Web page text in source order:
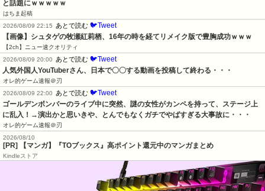
と話題にｗｗｗｗｗ
はちま起稿
2026/08/09 22:15
あとで読む 🐦Tweet
【画像】シュタゲの牧瀬紅莉栖、16年の時を経てリメイク版で豊胸成功ｗｗｗ
【2ch】ニュー速クオリティ
2026/08/09 20:00
あとで読む 🐦Tweet
人気外国人YouTuberさん、日本で〇〇する動画を投稿して終わる・・・
オレ的ゲーム速報＠刃
2026/08/09 22:00
あとで読む 🐦Tweet
ゴールデンボンバーのライブ中に突然、謎の女性がカンペを持って、ステージ上
に乱入！→演出かと思いきや、とんでもなくガチでやばすぎる大事故に・・・
オレ的ゲーム速報＠刃
2026/08/10
[PR] 【マンガ】『TOブックス』高ポイント還元中のマンガまとめ
Kindleストア